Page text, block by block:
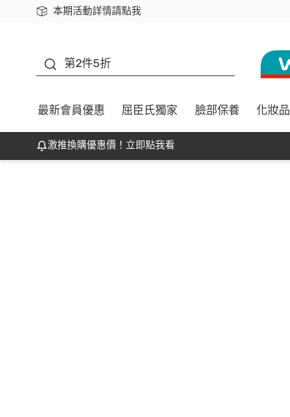
本期活動詳情請點我
下載app最高回饋$350
第2件5折
最新會員優惠 屈臣氏獨家 臉部保養 化妝品
激推換購優惠價！立即點我看